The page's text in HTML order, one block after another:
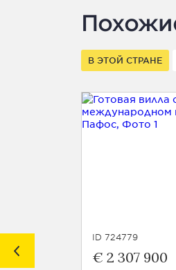
В ЭТОЙ СТРАНЕ
ID 724779
€ 2 307 900